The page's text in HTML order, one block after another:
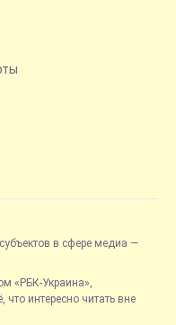
в сфере медиа —
«РБК-Украина»,
интересно читать вне